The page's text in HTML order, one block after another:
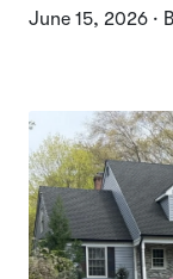
June 15, 2026 ·